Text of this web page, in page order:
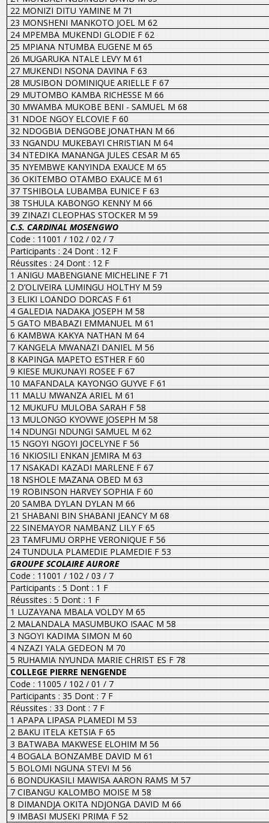
22 MONIZI DITU YAMINE M 71
23 MONSHENI MANKOTO JOEL M 62
24 MPEMBA MUKENDI GLODIE F 62
25 MPIANA NTUMBA EUGENE M 65
26 MUGARUKA NTALE LEVY M 61
27 MUKENDI NSONA DAVINA F 63
28 MUSIBON DOMINIQUE ARIELLE F 67
29 MUTOMBO KAMBA RICHESSE M 66
30 MWAMBA MUKOBE BENI - SAMUEL M 68
31 NDOE NGOY ELCOVIE F 60
32 NDOGBIA DENGOBE JONATHAN M 66
33 NGANDU MUKEBAYI CHRISTIAN M 64
34 NTEDIKA MANANGA JULES CESAR M 65
35 NYEMBWE KANYINDA EXAUCE M 65
36 OKITEMBO OTAMBO EXAUCE M 61
37 TSHIBOLA LUBAMBA EUNICE F 63
38 TSHULA KABONGO KENNY M 66
39 ZINAZI CLEOPHAS STOCKER M 59
C.S. CARDINAL MOSENGWO
Code : 11001 / 102 / 02 / 7
Participants : 24 Dont : 12 F
Réussites : 24 Dont : 12 F
1 ANIGU MABENGIANE MICHELINE F 71
2 D’OLIVEIRA LUMINGU HOLTHY M 59
3 ELIKI LOANDO DORCAS F 61
4 GALEDIA NADAKA JOSEPH M 58
5 GATO MBABAZI EMMANUEL M 61
6 KAMBWA KAKYA NATHAN M 64
7 KANGELA MWANAZI DANIEL M 56
8 KAPINGA MAPETO ESTHER F 60
9 KIESE MUKUNAYI ROSEE F 67
10 MAFANDALA KAYONGO GUYVE F 61
11 MALU MWANZA ARIEL M 61
12 MUKUFU MULOBA SARAH F 58
13 MULONGO KYOVWE JOSEPH M 58
14 NDUNGI NDUNGI SAMUEL M 62
15 NGOYI NGOYI JOCELYNE F 56
16 NKIOSILI ENKAN JEMIRA M 63
17 NSAKADI KAZADI MARLENE F 67
18 NSHOLE MAZANA OBED M 63
19 ROBINSON HARVEY SOPHIA F 60
20 SAMBA DYLAN DYLAN M 66
21 SHABANI BIN SHABANI JEANCY M 68
22 SINEMAYOR NAMBANZ LILY F 65
23 TAMFUMU ORPHE VERONIQUE F 56
24 TUNDULA PLAMEDIE PLAMEDIE F 53
GROUPE SCOLAIRE AURORE
Code : 11001 / 102 / 03 / 7
Participants : 5 Dont : 1 F
Réussites : 5 Dont : 1 F
1 LUZAYANA MBALA VOLDY M 65
2 MALANDALA MASUMBUKO ISAAC M 58
3 NGOYI KADIMA SIMON M 60
4 NZAZI YALA GEDEON M 70
5 RUHAMIA NYUNDA MARIE CHRIST ES F 78
COLLEGE PIERRE NENGENDE
Code : 11005 / 102 / 01 / 7
Participants : 35 Dont : 7 F
Réussites : 33 Dont : 7 F
1 APAPA LIPASA PLAMEDI M 53
2 BAKU ITELA KETSIA F 65
3 BATWABA MAKWESE ELOHIM M 56
4 BOGALA BONZAMBE DAVID M 61
5 BOLOMI NGUNA STEVI M 56
6 BONDUKASILI MAWISA AARON RAMS M 57
7 CIBANGU KALOMBO MOISE M 58
8 DIMANDJA OKITA NDJONGA DAVID M 66
9 IMBASI MUSEKI PRIMA F 52